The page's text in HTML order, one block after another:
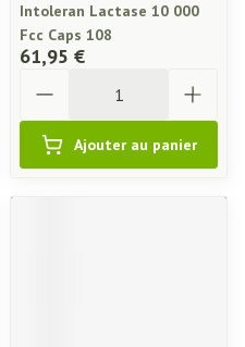
Intoleran Lactase 10 000
Fcc Caps 108
61,95 €
Ajouter au panier